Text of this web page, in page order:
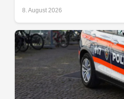
8. August 2026